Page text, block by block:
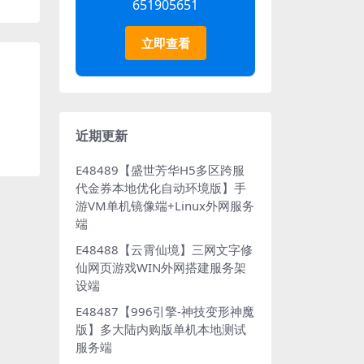
651905651
立即查看
近期更新
E48489【盛世芳华H5多区跨服
代金券本地优化自动环境版】手
游VM单机镜像端+Linux外网服务
端
E48488【云霄仙境】三网文字修
仙网页游戏WIN外网搭建服务架
设端
E48487【996引擎-神技变形神魔
版】多大陆内购版单机本地测试
服务端